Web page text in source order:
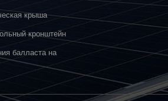
крыша
кронштейн
балласта на